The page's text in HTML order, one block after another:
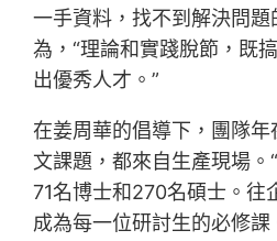
一手資料，找不到解決問題
為，“理論和實踐脫節，既
出優秀人才。”
在姜周華的倡導下，團隊
文課題，都來自生產現場。
71名博士和270名碩士。往
成為每一位研討生的必修課